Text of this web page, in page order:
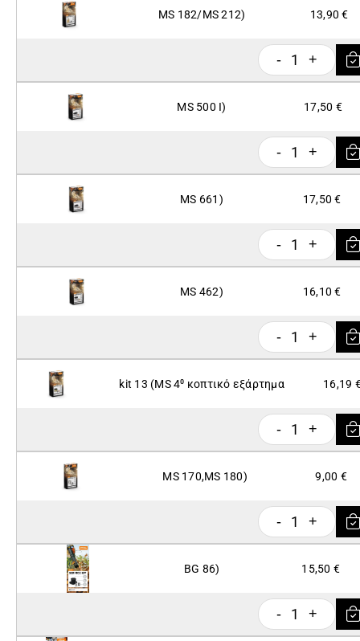
MS 182/MS 212) 13,90 €
- 1 +
MS 500 I) 17,50 €
- 1 +
MS 661) 17,50 €
- 1 +
MS 462) 16,10 €
- 1 +
kit 13 (ΜS 4⁰ κοπτικό εξάρτημα 16,19
- 1 +
MS 170,MS 180) 9,00 €
- 1 +
BG 86) 15,50 €
- 1 +